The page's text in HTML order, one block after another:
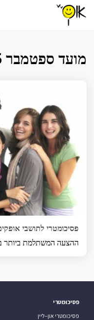
מועד ספטמבר 2015
פסיכומטרי לתושבי
ההצעה המשתלמת ביותר
פסיכומטרי
פסיכומטרי און–ליין